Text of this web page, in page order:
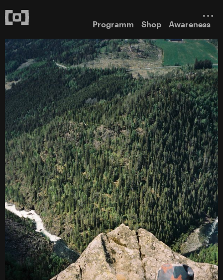
Programm Shop Awareness